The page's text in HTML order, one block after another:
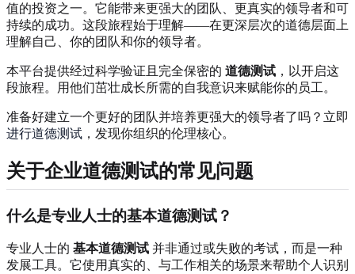
值的投资之一。它能带来更强大的团队、更真实的领导者和可
持续的成功。这段旅程始于理解——在更深层次的道德层面上
理解自己、你的团队和你的领导者。
本平台提供经过科学验证且完全保密的 道德测试 ，以开启这
段旅程。用他们茁壮成长所需的自我意识来赋能你的员工。
准备好建立一个更好的团队并培养更强大的领导者了吗？立即
进行道德测试 ，发现你组织的伦理核心。
关于企业道德测试的常见问题
什么是专业人士的基本道德测试？
专业人士的 基本道德测试 并非通过或失败的考试，而是一种
发展工具。它使用真实的、与工作相关的场景来帮助个人识别